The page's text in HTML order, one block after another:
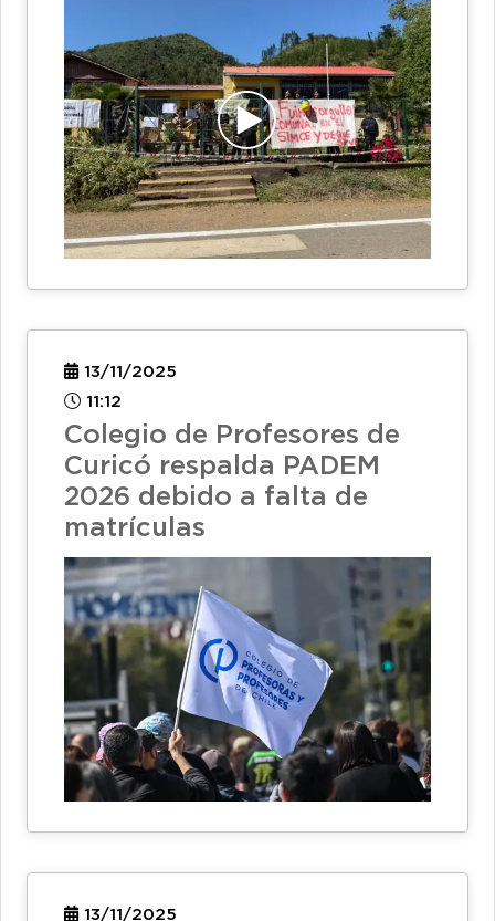
13/11/2025
11:12
Colegio de Profesores de
Curicó respalda PADEM
2026 debido a falta de
matrículas
13/11/2025